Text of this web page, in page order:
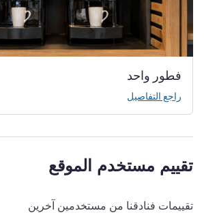
فطور واحد
راجع التفاصيل
تقييم مستخدم الموقع
تقييمات فنادقنا من مستخدمين آخرين